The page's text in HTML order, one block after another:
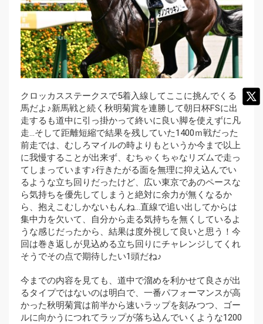
クロッカスステークスで5着入線してここに挑んでくる
馬だよ♪新馬戦と続く秋明菊賞を連勝して朝日杯FSに出
走するも道中に引っ掛かって終いに良い脚を使えずに凡
走…そして距離短縮で結果を残していた1400ｍ戦だった
前走では、むしろマイルの時よりもというか今まで以上
に我慢することが出来ず、むちゃくちゃなリズムで走っ
てしまっています♪行きたがる面を無理に抑え込んでい
るような立ち回りだったけど、広い東京であのペースな
ら気持ちを優先してしまうと絶対に余力が無くなるか
ら、抱えこむしかないもんね…直線で追い出してからは
集中力を欠いて、自分から走る気持ちを無くしているよ
うな感じだったから、結果は度外視して良いと思う！今
回は巻き返しが見込める立ち回りにチャレンジしてくれ
そうでその点で期待したい1頭だね♪
今までの内容を見ても、道中で溜めを利かせて良さが出
るタイプではないのは明白で、一番パフォーマンスが高
かった秋明菊賞は前半から速いラップを刻みつつ、ゴー
ルに向かうにつれてラップが落ち込んでいくような1200